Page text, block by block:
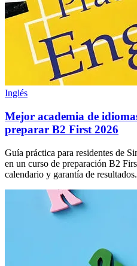
Inglés
Mejor academia de
preparar B2 First 2026
Guía práctica para residentes de
en un curso de preparación B2
calendario y garantía de resultados.